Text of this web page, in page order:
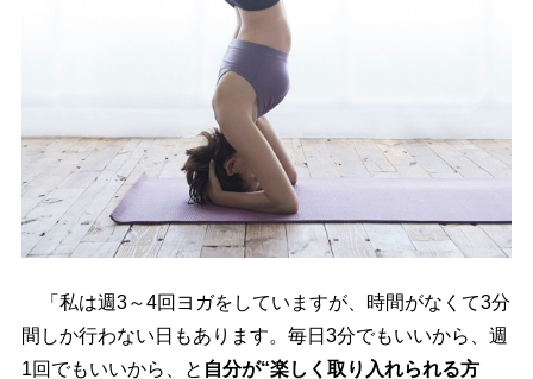
「私は週3～4回ヨガをしていますが、時間がなくて3分
間しか行わない日もあります。毎日3分でもいいから、週
1回でもいいから、と 自分が“楽しく取り入れられる方